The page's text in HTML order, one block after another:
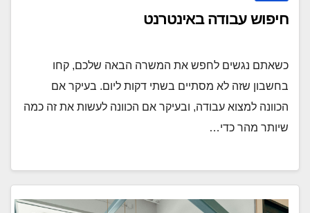
חיפוש עבודה באינטרנט
כשאתם נגשים לחפש את המשרה הבאה שלכם, קחו
בחשבון שזה לא מסתיים בשתי דקות ליום. בעיקר אם
הכוונה למצוא עבודה, ובעיקר אם הכוונה לעשות את זה כמה
שיותר מהר כדי…